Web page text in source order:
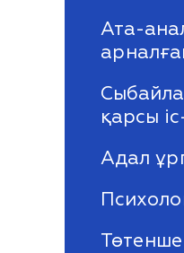
Ата-
қарсы
Адал